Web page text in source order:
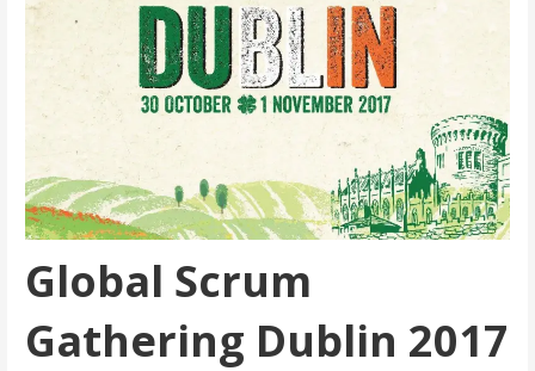
Global Scrum
Gathering Dublin 2017